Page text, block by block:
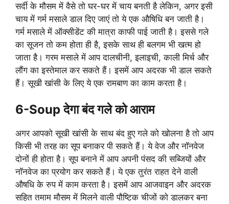
सर्दी के मौसम में वैसे तो घर-घर में चाय बनती है लेकिन, अगर इसी
चाय में गर्म मसाले डाल दिए जाएं तो ये एक औषिधि बन जाती है।
गर्म मसाले में ऑक्सीडेंट की मात्रा काफी पाई जाती है। इससे गले
का सूजन तो कम होता ही है, इसके साथ ही बलगम भी खत्म हो
जाता है। गरम मसाले में आप दालचीनी, इलाइची, काली मिर्च और
लौंग का इस्तेमाल कर सकते हैं। इसमें आप अदरक भी डाल सकते
हैं। सूखी खांसी के लिए ये एक रामबाण का काम करता है।
6-Soup देगा बंद गले को आराम
अगर आपको सूखी खांसी के साथ बंद हुए गले को खोलना है तो आप
किसी भी तरह का सूप बनाकर पी सकते हैं। ये वेज और नॉनवेज
दोनों ही होता है। सूप बनाने में आप अपनी पंसद की सब्जियों और
नॉनवेज का प्रयोग कर सकते हैं। ये एक तुरंत राहत देने वाली
औषधि के रुप में काम करता है। इसमें आप आजवाइन और अदरक
सहित तमाम मौसम में मिलने वाली पौष्टिक चीजों को डालकर बना